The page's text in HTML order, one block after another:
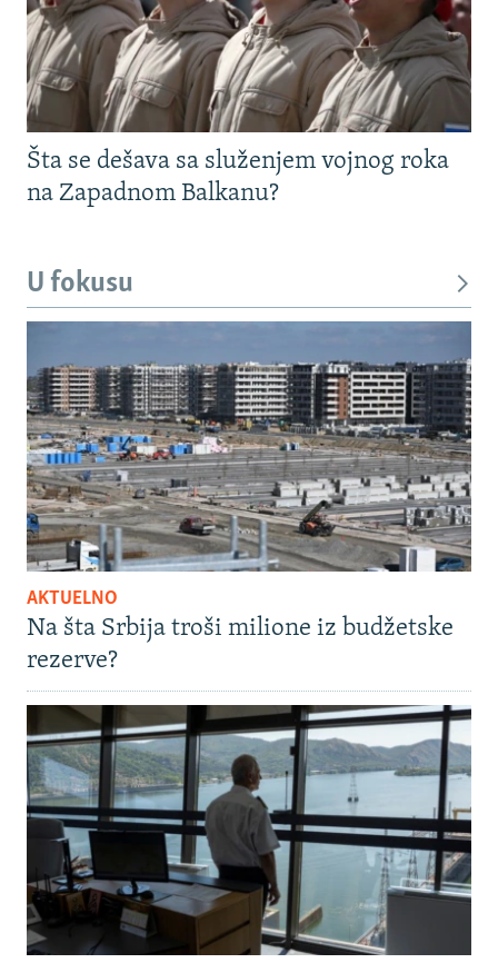
Šta se dešava sa služenjem vojnog roka
na Zapadnom Balkanu?
U fokusu
AKTUELNO
Na šta Srbija troši milione iz budžetske
rezerve?